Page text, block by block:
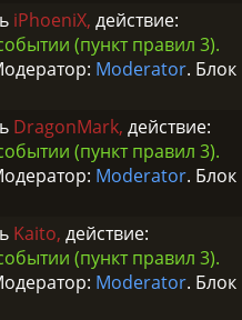
iPhoeniX, действие:
(пункт правил 3).
Moderator. Блок
DragonMark, действие:
(пункт правил 3).
Moderator. Блок
Kaito, действие:
(пункт правил 3).
Moderator. Блок